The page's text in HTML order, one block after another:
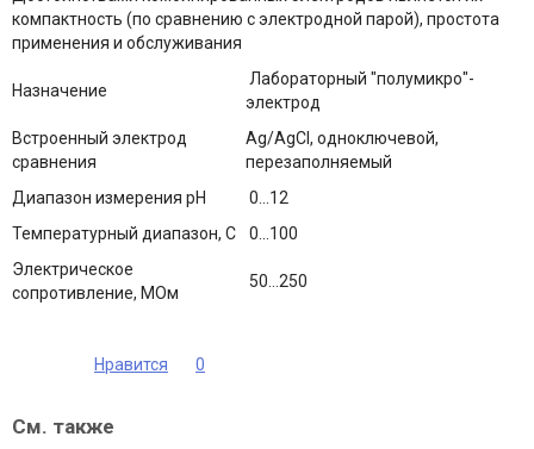
компактность (по сравнению с электродной парой), простота
применения и обслуживания
Назначение
Лабораторный "полумикро"-
электрод
Встроенный электрод
сравнения
Ag/AgCl, одноключевой,
перезаполняемый
Диапазон измерения рН
0...12
Температурный диапазон, С
0...100
Электрическое
сопротивление, МОм
50...250
Нравится 0
См. также